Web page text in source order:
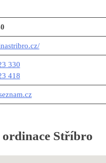
330
418
Stříbro